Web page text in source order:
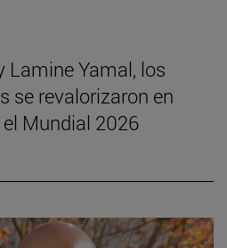
Lamine Yamal, los
se revalorizaron en
Mundial 2026